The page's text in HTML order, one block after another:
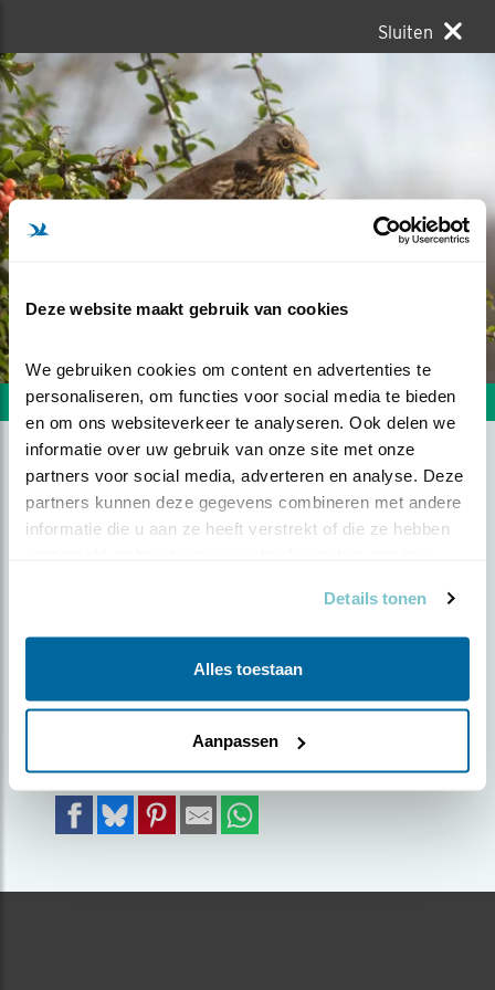
Deze website maakt gebruik van cookies
We gebruiken cookies om content en advertenties te
personaliseren, om functies voor social media te bieden
en om ons websiteverkeer te analyseren. Ook delen we
informatie over uw gebruik van onze site met onze
partners voor social media, adverteren en analyse. Deze
partners kunnen deze gegevens combineren met andere
informatie die u aan ze heeft verstrekt of die ze hebben
Details tonen
Alles toestaan
Aanpassen
Sluiten
Volgende foto Vorige foto
POSEREN
Kramsvogel zat een moment stil tijdens zijn
bezoek aan de vuurdoornstruik.
Foto genomen in: Brunssum